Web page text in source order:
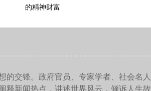
责编/记者：杭舟；摄像：刘凯，张文